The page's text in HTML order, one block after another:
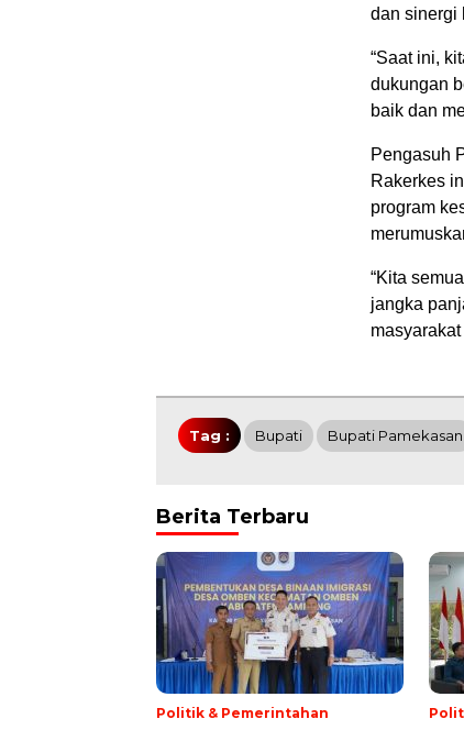
dan sinergi
“Saat ini,
dukungan
baik dan
Pengasuh
Rakerkes
program
“Kita
jangka
Tag : Bupati Bupati Pamekasan
Berita Terbaru
Politik & Pemerintahan